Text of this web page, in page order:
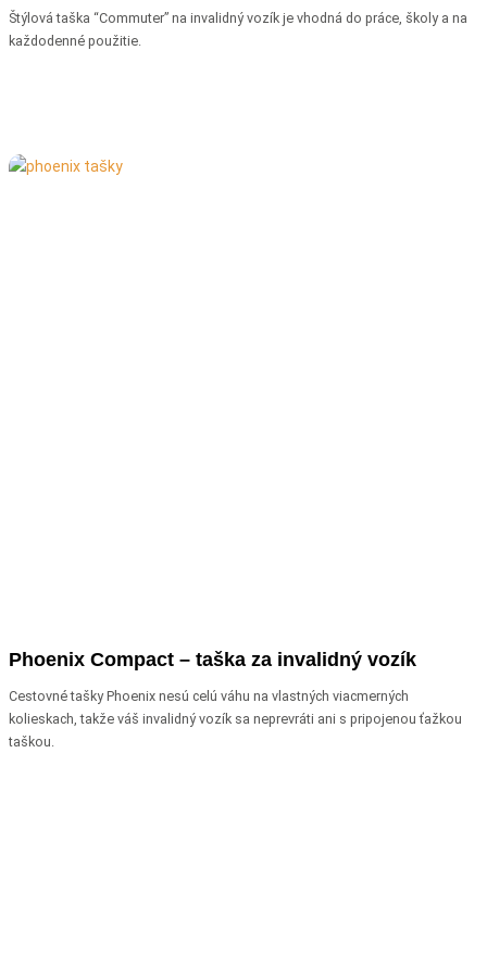
Štýlová taška “Commuter” na invalidný vozík je vhodná do práce, školy a na
každodenné použitie.
Phoenix Compact – taška za invalidný vozík
Cestovné tašky Phoenix nesú celú váhu na vlastných viacmerných
kolieskach, takže váš invalidný vozík sa neprevráti ani s pripojenou ťažkou
taškou.